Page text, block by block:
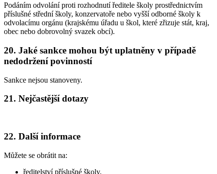
Podáním odvolání proti rozhodnutí ředitele školy prostřednictvím
příslušné střední školy, konzervatoře nebo vyšší odborné školy k
odvolacímu orgánu (krajskému úřadu u škol, které zřizuje stát, kraj,
obec nebo dobrovolný svazek obcí).
20. Jaké sankce mohou být uplatněny v případě
nedodržení povinností
Sankce nejsou stanoveny.
21. Nejčastější dotazy
22. Další informace
Můžete se obrátit na:
ředitelství příslušné školy,